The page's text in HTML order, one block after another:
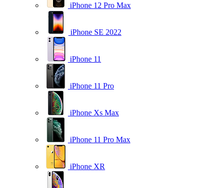
iPhone 12 Pro Max
iPhone SE 2022
iPhone 11
iPhone 11 Pro
iPhone Xs Max
iPhone 11 Pro Max
iPhone XR